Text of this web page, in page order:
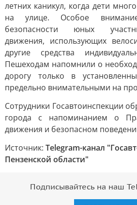
летних каникул, когда дети
на улице. Особое
безопасности юных
движения, использующих
другие средства
Пешеходам напомнили о
дорогу только в
предельно внимательными на
Сотрудники Госавтоинспекции
города с напоминанием о
движения и безопасном
Источник: Telegram-канал
Пензенской области"
Подписывайтесь на наш